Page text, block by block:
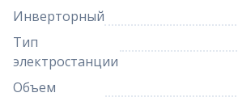
Инверторный
Тип
электростанции
Объем